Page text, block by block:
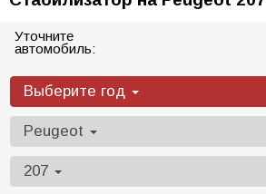
Уточните
автомобиль:
Выберите год
Peugeot
207